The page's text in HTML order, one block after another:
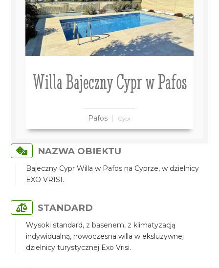
Willa Bajeczny Cypr w Pafos
Pafos Cypr
NAZWA OBIEKTU
Bajeczny Cypr Willa w Pafos na Cyprze, w dzielnicy
EXO VRISI.
STANDARD
Wysoki standard, z basenem, z klimatyzacją
indywidualną, nowoczesna willa w eksluzywnej
dzielnicy turystycznej Exo Vrisi.